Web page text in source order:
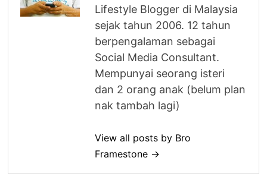
Lifestyle Blogger di Malaysia
sejak tahun 2006. 12 tahun
berpengalaman sebagai
Social Media Consultant.
Mempunyai seorang isteri
dan 2 orang anak (belum plan
nak tambah lagi)
View all posts by Bro
Framestone →